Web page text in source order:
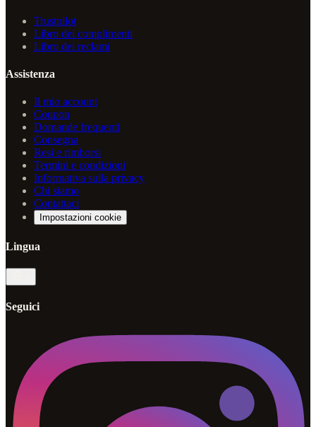
Trustpilot
Libro dei complimenti
Libro dei reclami
Assistenza
Il mio account
Coupon
Domande frequenti
Consegna
Resi e rimborsi
Termini e condizioni
Informativa sulla privacy
Chi siamo
Contattaci
Impostazioni cookie
Lingua
Seguici